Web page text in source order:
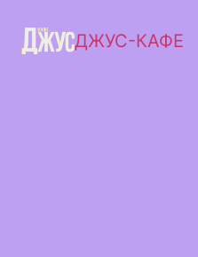
ДЖУС-КАФЕ